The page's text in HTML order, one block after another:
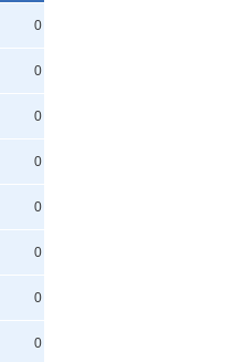
0
0
0
0
0
0
0
0